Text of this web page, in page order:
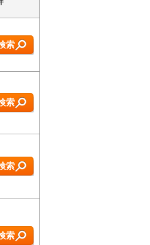
索
索
索
索